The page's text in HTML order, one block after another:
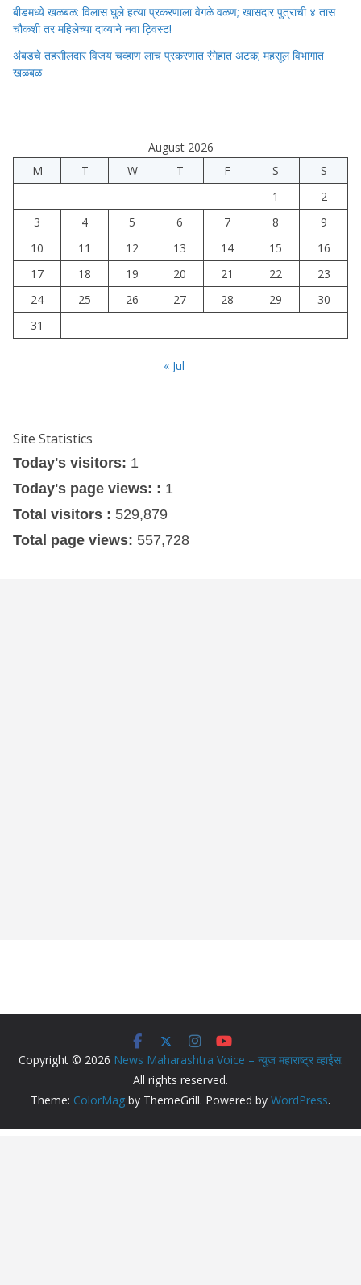
बीडमध्ये खळबळ: विलास घुले हत्या प्रकरणाला वेगळे वळण; खासदार पुत्राची ४ तास
चौकशी तर महिलेच्या दाव्याने नवा ट्विस्ट!
अंबडचे तहसीलदार विजय चव्हाण लाच प्रकरणात रंगेहात अटक; महसूल विभागात
खळबळ
August 2026
M
T W T F S
S
1
2
3
4 5 6 7 8
9
10
11 12 13 14 15
16
17
18 19 20 21 22
23
24
25 26 27 28 29
30
31
« Jul
Site Statistics
Today's visitors: 1
Today's page views: : 1
Total visitors : 529,879
Total page views: 557,728
Copyright © 2026 News Maharashtra Voice – न्युज महाराष्ट्र व्हाईस.
All rights reserved.
Theme: ColorMag by ThemeGrill. Powered by WordPress.